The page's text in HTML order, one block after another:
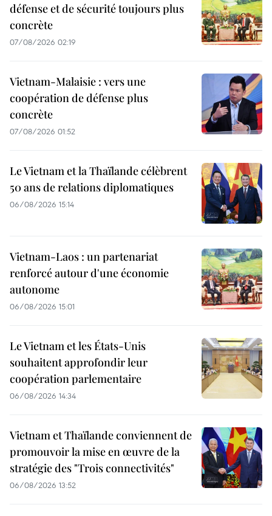
défense et de sécurité toujours plus
concrète
07/08/2026 02:19
Vietnam-Malaisie : vers une
coopération de défense plus
concrète
07/08/2026 01:52
Le Vietnam et la Thaïlande célèbrent
50 ans de relations diplomatiques
06/08/2026 15:14
Vietnam-Laos : un partenariat
renforcé autour d'une économie
autonome
06/08/2026 15:01
Le Vietnam et les États-Unis
souhaitent approfondir leur
coopération parlementaire
06/08/2026 14:34
Vietnam et Thaïlande conviennent de
promouvoir la mise en œuvre de la
stratégie des "Trois connectivités"
06/08/2026 13:52